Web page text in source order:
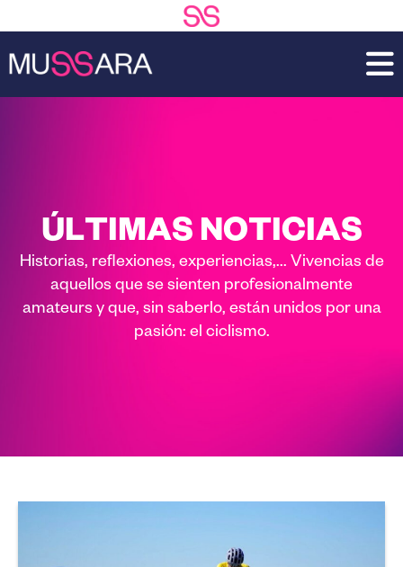
contenido
ÚLTIMAS NOTICIAS
Historias, reflexiones, experiencias,... Vivencias de
aquellos que se sienten profesionalmente
amateurs y que, sin saberlo, están unidos por una
pasión: el ciclismo.